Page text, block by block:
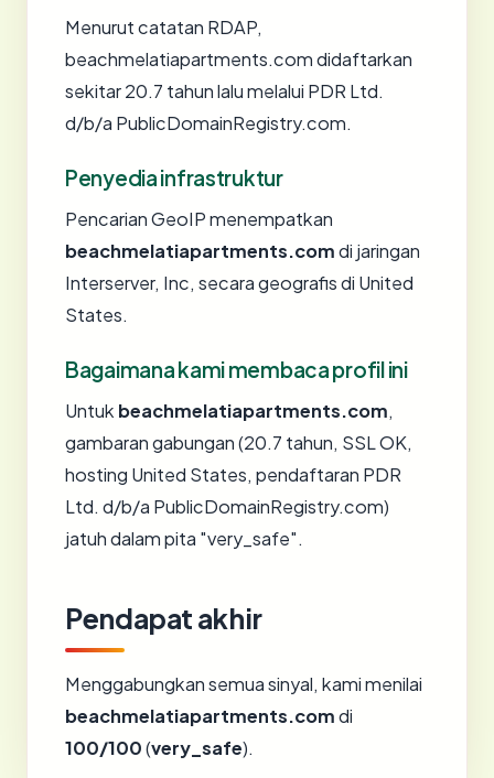
Menurut catatan RDAP,
beachmelatiapartments.com didaftarkan
sekitar 20.7 tahun lalu melalui PDR Ltd.
d/b/a PublicDomainRegistry.com.
Penyedia infrastruktur
Pencarian GeoIP menempatkan
beachmelatiapartments.comdi jaringan
Interserver, Inc, secara geografis di United
States.
Bagaimana kami membaca profil ini
Untuk beachmelatiapartments.com,
gambaran gabungan (20.7 tahun, SSL OK,
hosting United States, pendaftaran PDR
Ltd. d/b/a PublicDomainRegistry.com)
jatuh dalam pita "very_safe".
Pendapat akhir
Menggabungkan semua sinyal, kami menilai
beachmelatiapartments.comdi
100/100(very_safe).